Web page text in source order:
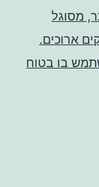
מסוגל
ארוכים.
בו בטוח